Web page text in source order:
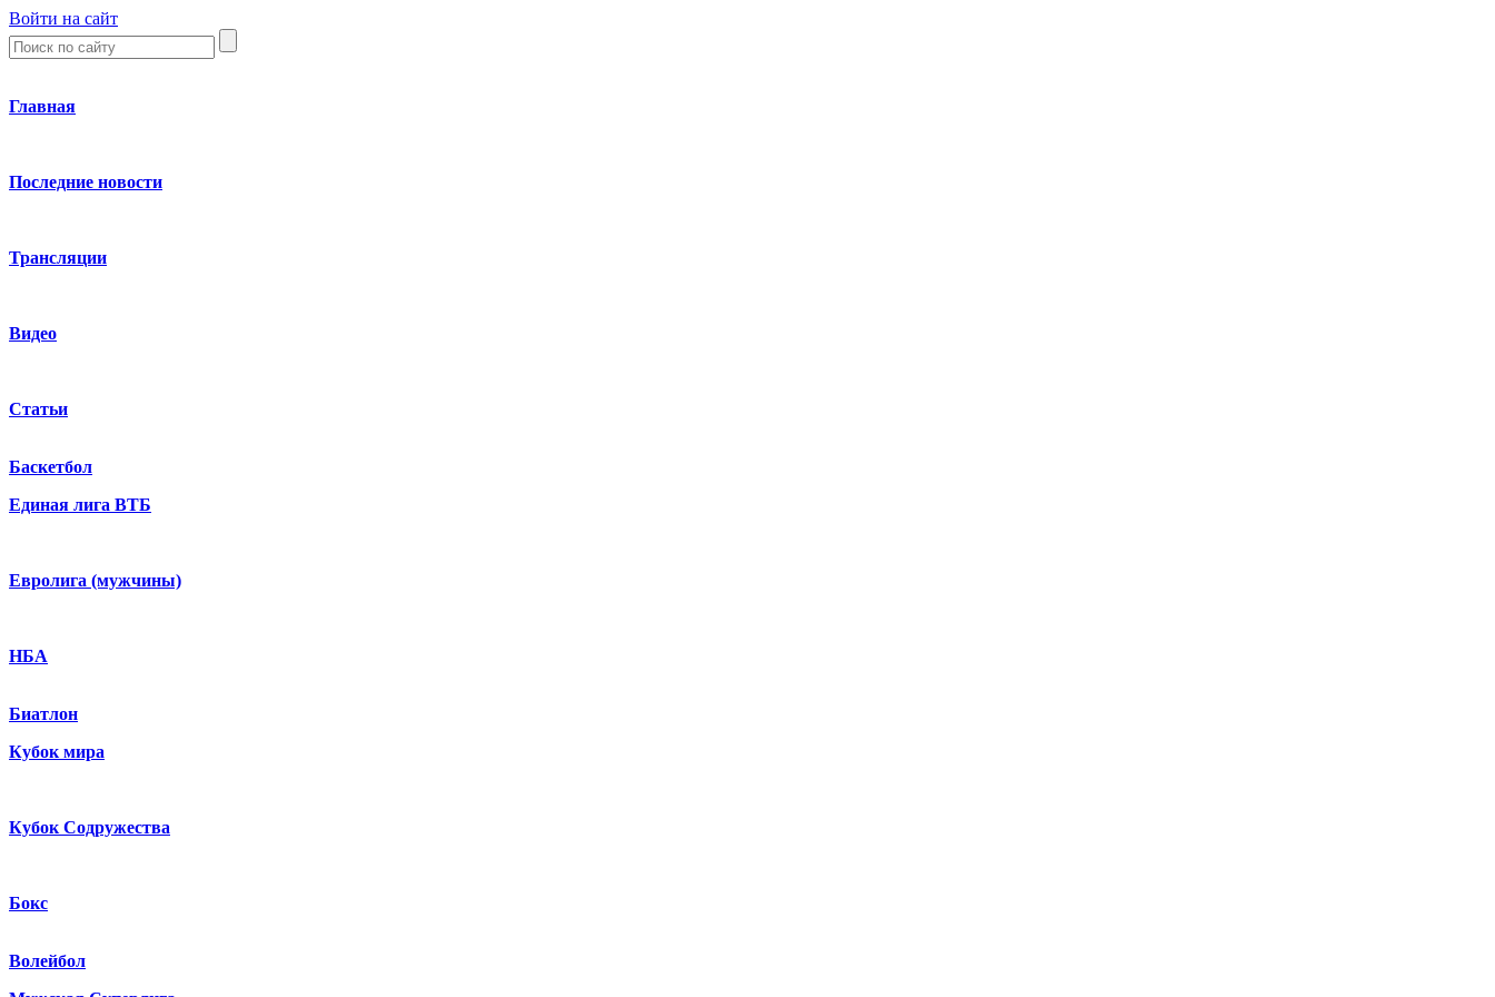
Войти на сайт
Главная
Последние новости
Трансляции
Видео
Статьи
Баскетбол
Единая лига ВТБ
Евролига (мужчины)
НБА
Биатлон
Кубок мира
Кубок Содружества
Бокс
Волейбол